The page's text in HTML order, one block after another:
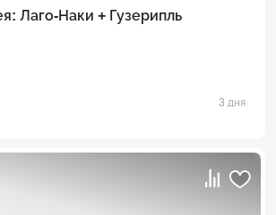
Лаго-Наки + Гузерипль
3 дня